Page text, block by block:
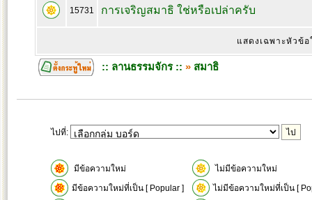
15731 การเจริญสมาธิ ใช่หรือเปล่าครับ
แสดงเฉพาะหัวข้อ
:: ลานธรรมจักร :: » สมาธิ
ไปที่:
มีข้อความใหม่
ไม่มีข้อความใหม่
มีข้อความใหม่ที่เป็น [ Popular ]
ไม่มีข้อความใหม่ที่เป็น [